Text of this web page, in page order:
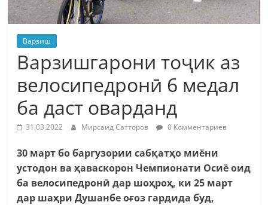
Варзиш
Варзишгарони тоҷик аз
велосипедронӣ 6 медал
ба даст оварданд
31.03.2022 Мирсаид Сатторов 0 Комментариев
30 март бо баргузории сабқатҳо миёни
устодон ва ҳаваскорон Чемпионати Осиё оид
ба велосипедронӣ дар шоҳроҳ, ки 25 март
дар шаҳри Душанбе оғоз гардида буд,